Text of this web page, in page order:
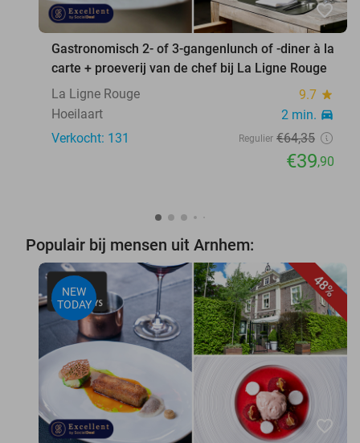
favorite_border
Gastronomisch 2- of 3-gangenlunch of -diner à la
carte + proeverij van de chef bij La Ligne Rouge
La Ligne Rouge
9.7 star
Hoeilaart 2 min. directions_car
Verkocht: 131 Regulier €64,35
€39,90
Populair bij mensen uit Arnhem:
48%
NEW
TODAY
favorite_border